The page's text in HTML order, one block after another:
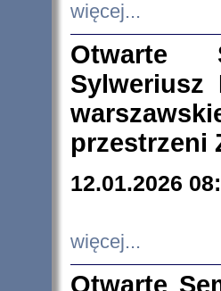
więcej...
Otwarte
Sylweriusz
przestrzeni
12.01.2026
więcej...
Otwarte